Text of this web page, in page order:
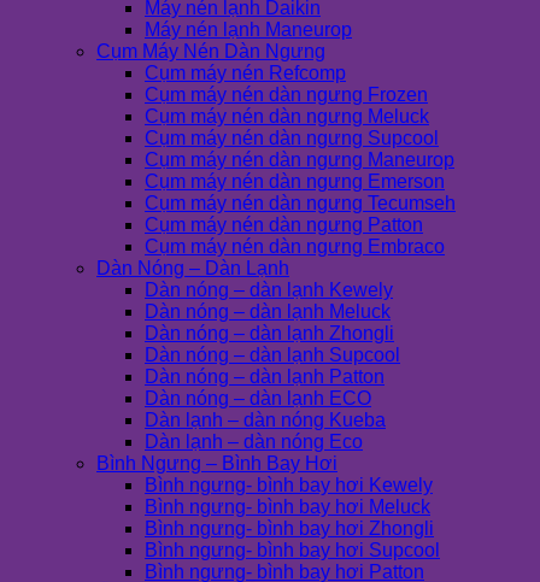
Máy nén lạnh Daikin
Máy nén lạnh Maneurop
Cụm Máy Nén Dàn Ngưng
Cụm máy nén Refcomp
Cụm máy nén dàn ngưng Frozen
Cụm máy nén dàn ngưng Meluck
Cụm máy nén dàn ngưng Supcool
Cụm máy nén dàn ngưng Maneurop
Cụm máy nén dàn ngưng Emerson
Cụm máy nén dàn ngưng Tecumseh
Cụm máy nén dàn ngưng Patton
Cụm máy nén dàn ngưng Embraco
Dàn Nóng – Dàn Lạnh
Dàn nóng – dàn lạnh Kewely
Dàn nóng – dàn lạnh Meluck
Dàn nóng – dàn lạnh Zhongli
Dàn nóng – dàn lạnh Supcool
Dàn nóng – dàn lạnh Patton
Dàn nóng – dàn lạnh ECO
Dàn lạnh – dàn nóng Kueba
Dàn lạnh – dàn nóng Eco
Bình Ngưng – Bình Bay Hơi
Bình ngưng- bình bay hơi Kewely
Bình ngưng- bình bay hơi Meluck
Bình ngưng- bình bay hơi Zhongli
Bình ngưng- bình bay hơi Supcool
Bình ngưng- bình bay hơi Patton